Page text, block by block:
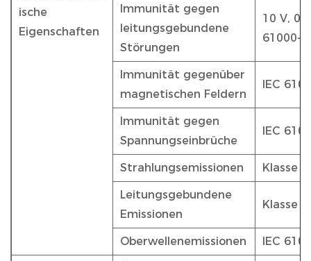
ische
Eigenschaften
Immunität gegen
leitungsgebundene
Störungen
10 V,
61000-
Immunität gegenüber
magnetischen Feldern
IEC
Immunität gegen
Spannungseinbrüche
IEC
Strahlungsemissionen Klasse
Leitungsgebundene
Emissionen
Klasse
Oberwellenemissionen IEC